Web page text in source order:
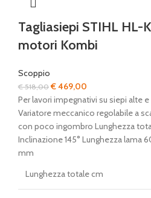
Tagliasiepi STIHL HL-
motori Kombi
Scoppio
€518,00Il
prezzo
originale
era:
€ 518,00.
€469,00
prezzo
attuale
è:
€ 469,00.
Per lavori impegnativi su siepi alte
Variatore meccanico regolabile a
con poco ingombro Lunghezza
Inclinazione 145° Lunghezza lama
mm
Lunghezza totale cm